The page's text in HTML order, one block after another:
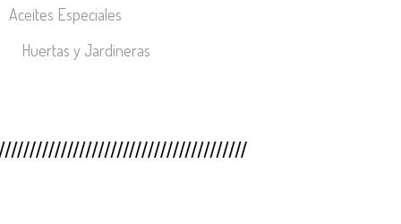
Aceites Especiales
Huertas y Jardineras